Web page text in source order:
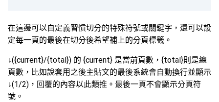
在這邊可以自定義習慣切分的特殊符號或關鍵字，還可以設
定每一頁的最後在切分後希望補上的分頁標籤。
↓({current}/{total}) 的 {current} 是當前頁數，{total}則是總
頁數，比如說套用之後主貼文的最後系統會自動換行並顯示
↓(1/2)，回覆的內容以此類推。最後一頁不會顯示分頁符
號。